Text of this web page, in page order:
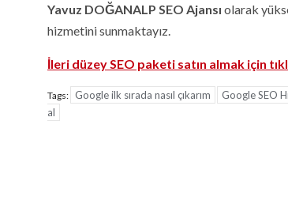
Yavuz DOĞANALP SEO Ajansı olarak
hizmetini sunmaktayız.
İleri düzey SEO paketi satın almak için
Tags: Google ilk sırada nasıl çıkarım Google SEO
al